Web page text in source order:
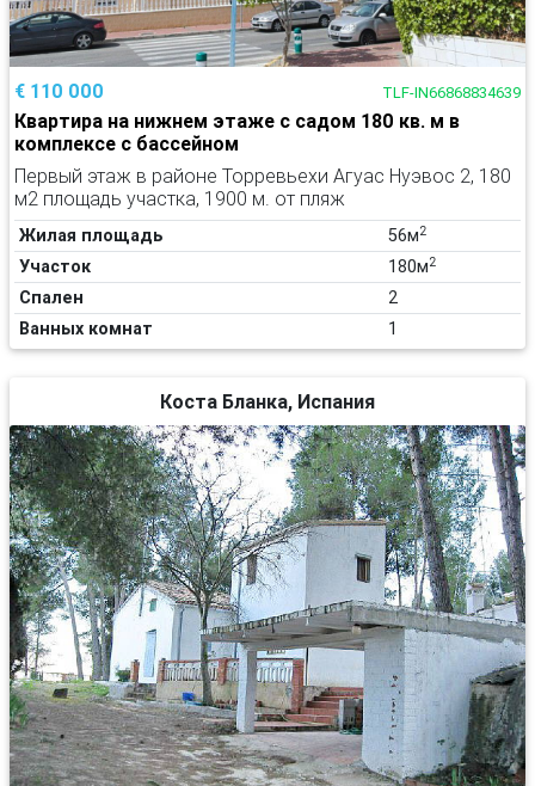
€ 110 000 TLF-IN66868834639
Квартира на нижнем этаже с садом 180 кв. м в
комплексе с бассейном
Первый этаж в районе Торревьехи Агуас Нуэвос 2, 180
м2 площадь участка, 1900 м. от пляж
Жилая площадь 56м2
Участок 180м2
Спален
2
Ванных комнат
1
Коста Бланка, Испания